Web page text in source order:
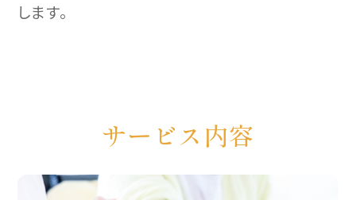
します。
サービス内容